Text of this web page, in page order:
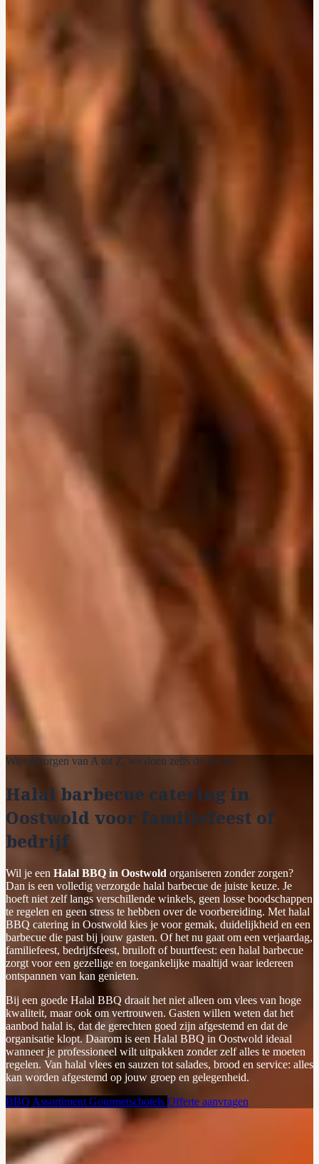
Wij ontzorgen van A tot Z, we doen zelfs de afwas!
Halal barbecue catering in
Oostwold voor familiefeest of
bedrijf
Wil je een Halal BBQ in Oostwold organiseren zonder zorgen?
Dan is een volledig verzorgde halal barbecue de juiste keuze. Je
hoeft niet zelf langs verschillende winkels, geen losse boodschappen
te regelen en geen stress te hebben over de voorbereiding. Met halal
BBQ catering in Oostwold kies je voor gemak, duidelijkheid en een
barbecue die past bij jouw gasten. Of het nu gaat om een verjaardag,
familiefeest, bedrijfsfeest, bruiloft of buurtfeest: een halal barbecue
zorgt voor een gezellige en toegankelijke maaltijd waar iedereen
ontspannen van kan genieten.
Bij een goede Halal BBQ draait het niet alleen om vlees van hoge
kwaliteit, maar ook om vertrouwen. Gasten willen weten dat het
aanbod halal is, dat de gerechten goed zijn afgestemd en dat de
organisatie klopt. Daarom is een Halal BBQ in Oostwold ideaal
wanneer je professioneel wilt uitpakken zonder zelf alles te moeten
regelen. Van halal vlees en sauzen tot salades, brood en service: alles
kan worden afgestemd op jouw groep en gelegenheid.
BBQ Assortiment Gourmetschotels Offerte aanvragen